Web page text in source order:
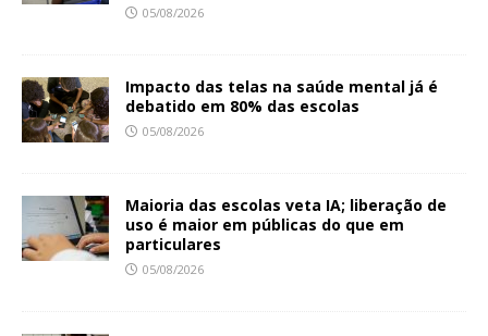
05/08/2026
Impacto das telas na saúde mental já é
debatido em 80% das escolas
05/08/2026
Maioria das escolas veta IA; liberação de
uso é maior em públicas do que em
particulares
05/08/2026